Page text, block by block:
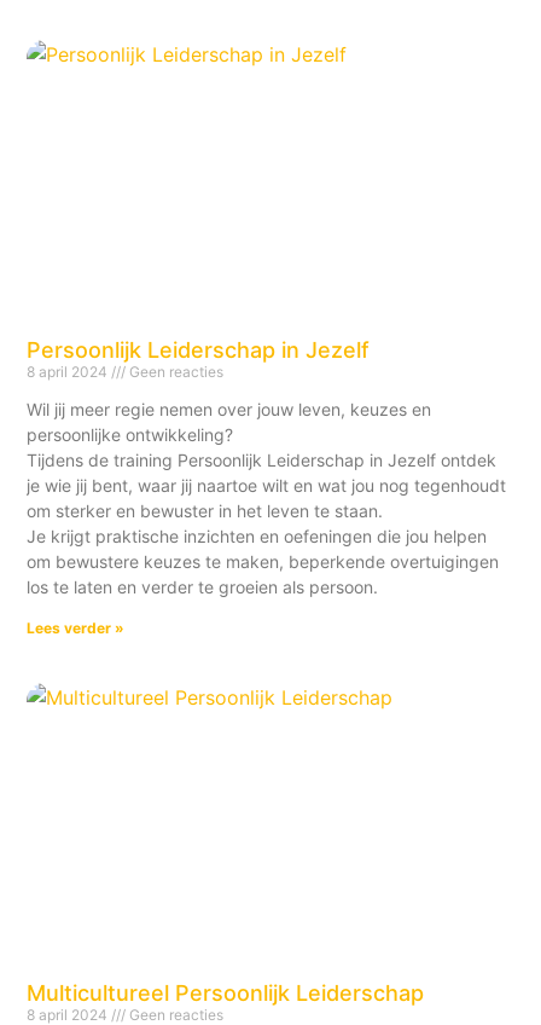
Persoonlijk Leiderschap in Jezelf
8 april 2024 Geen reacties
Wil jij meer regie nemen over jouw leven, keuzes en
persoonlijke ontwikkeling?
Tijdens de training Persoonlijk Leiderschap in Jezelf ontdek
je wie jij bent, waar jij naartoe wilt en wat jou nog tegenhoudt
om sterker en bewuster in het leven te staan.
Je krijgt praktische inzichten en oefeningen die jou helpen
om bewustere keuzes te maken, beperkende overtuigingen
los te laten en verder te groeien als persoon.
Lees verder »
Multicultureel Persoonlijk Leiderschap
8 april 2024 Geen reacties